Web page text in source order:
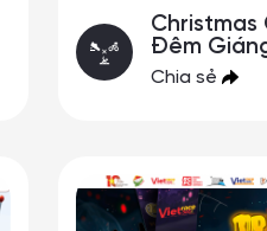
Christmas
Đêm
Chia sẻ